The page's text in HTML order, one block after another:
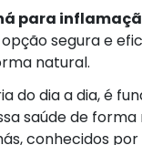
para
segura e
natural.
do dia a dia, é
saúde de
conhecidos por